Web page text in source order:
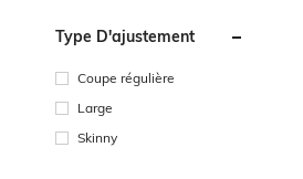
Type D'ajustement
Coupe régulière
Large
Skinny